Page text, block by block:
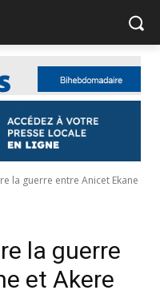
la guerre entre Anicet Ekane
la guerre
et Akere